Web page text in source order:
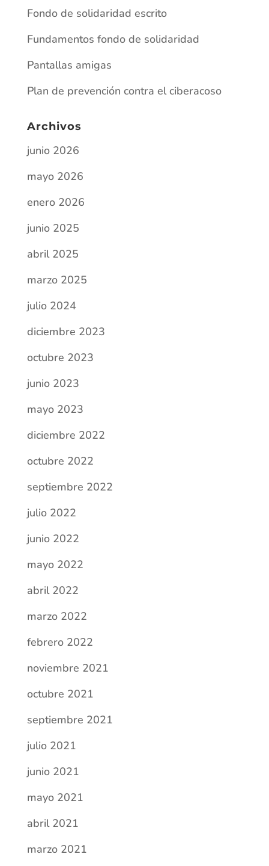
junio 2026
mayo 2026
enero 2026
junio 2025
abril 2025
marzo 2025
julio 2024
diciembre 2023
octubre 2023
junio 2023
mayo 2023
diciembre 2022
octubre 2022
septiembre 2022
julio 2022
junio 2022
mayo 2022
abril 2022
marzo 2022
febrero 2022
noviembre 2021
octubre 2021
septiembre 2021
julio 2021
junio 2021
mayo 2021
abril 2021
marzo 2021
febrero 2021
enero 2021
diciembre 2020
noviembre 2020